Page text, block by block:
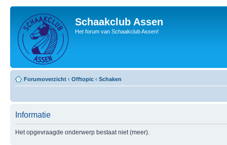
Schaakclub Assen
Het forum van Schaakclub Assen!
Forumoverzicht ‹ Offtopic ‹ Schaken
Informatie
Het opgevraagde onderwerp bestaat niet (meer).